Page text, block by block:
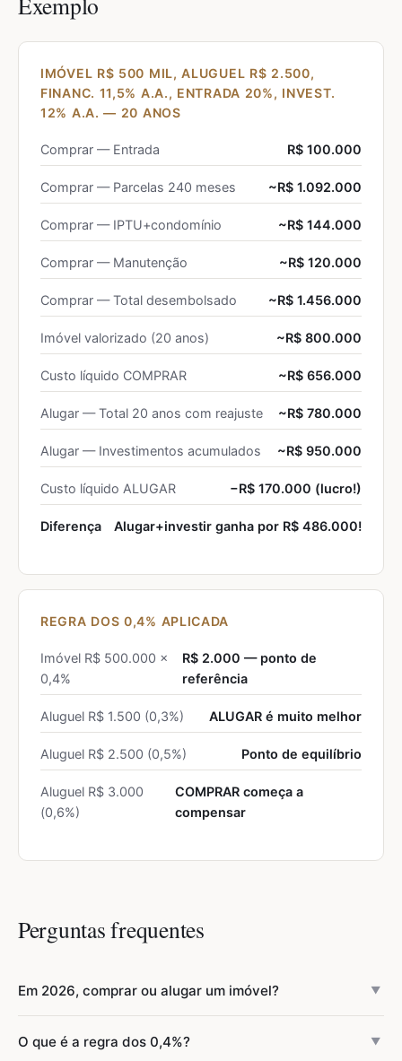
IMÓVEL R$ 500 MIL, ALUGUEL R$ 2.500,
FINANC. 11,5% A.A., ENTRADA 20%, INVEST.
12% A.A. — 20 ANOS
Comprar — Entrada R$ 100.000
Comprar — Parcelas 240 meses ~R$ 1.092.000
Comprar — IPTU+condomínio ~R$ 144.000
Comprar — Manutenção ~R$ 120.000
Comprar — Total desembolsado ~R$ 1.456.000
Imóvel valorizado (20 anos) ~R$ 800.000
Custo líquido COMPRAR ~R$ 656.000
Alugar — Total 20 anos com reajuste ~R$ 780.000
Alugar — Investimentos acumulados ~R$ 950.000
Custo líquido ALUGAR −R$ 170.000 (lucro!)
Diferença Alugar+investir ganha por R$ 486.000!
REGRA DOS 0,4% APLICADA
Imóvel R$ 500.000 ×
0,4%
R$ 2.000 — ponto de
referência
Aluguel R$ 1.500 (0,3%) ALUGAR é muito melhor
Aluguel R$ 2.500 (0,5%) Ponto de equilíbrio
Aluguel R$ 3.000
(0,6%)
COMPRAR começa a
compensar
Perguntas frequentes
Em 2026, comprar ou alugar um imóvel? ▼
12% a.a., alugar+investir a diferença tende a vencer
O que é a regra dos 0,4%? ▼